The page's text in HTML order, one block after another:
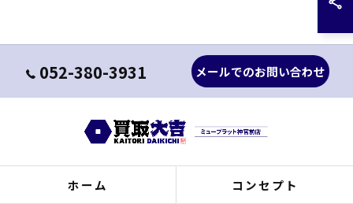
052-380-3931 メールでのお問い合わせ
ホーム コンセプト